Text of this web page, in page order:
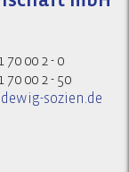
70 00 2 - 0
70 00 2 - 50
sozien.de